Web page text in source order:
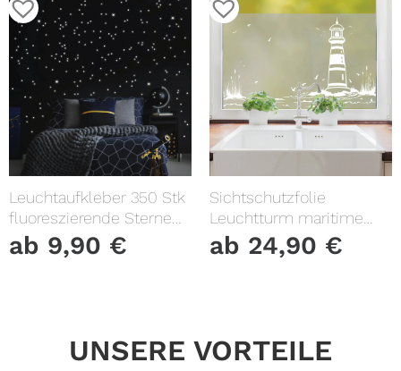
Leuchtaufkleber 350 Stk
fluoreszierende Sterne
und Punkte leuchten im
Dunklen Kinderzimmer
ab 9,90 €
Sichtschutzfolie
Leuchtturm maritime
Fensterfolie Fensterdeko
Milchglasfolie
ab 24,90 €
UNSERE VORTEILE